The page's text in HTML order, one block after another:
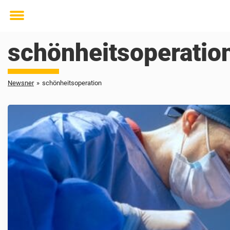
Toggle
Newsner » schönheitsoperation